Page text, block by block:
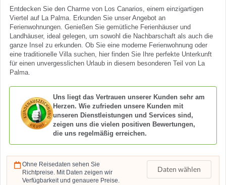
Entdecken Sie den Charme von Los Canarios, einem einzigartigen
Viertel auf La Palma. Erkunden Sie unser Angebot an
Ferienwohnungen. Genießen Sie gemütliche Ferienhäuser und
Landhäuser, ideal gelegen, um sowohl die Nachbarschaft als auch die
ganze Insel zu erkunden. Ob Sie eine moderne Ferienwohnung oder
eine traditionelle Villa suchen, hier finden Sie Ihre perfekte Unterkunft
für einen unvergesslichen Urlaub in diesem besonderen Teil von La
Palma.
Uns liegt das Vertrauen unserer Kunden sehr am
Herzen. Wie zufrieden unsere Kunden mit
unseren Dienstleistungen und Services sind,
zeigen uns die vielen positiven Bewertungen,
die uns regelmäßig erreichen.
Ohne Reisedaten sehen Sie
Richtpreise. Mit Daten zeigen wir
Verfügbarkeit und genauere Preise.
Daten wählen